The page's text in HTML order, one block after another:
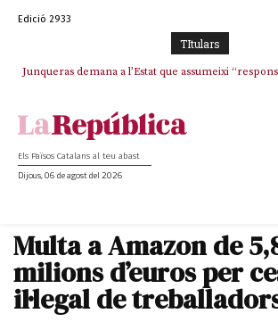
Edició 2933
TItulars
Junqueras demana a l’Estat que assumeixi
L’abandonament de les seleccions catalanes
Els Països Catalans al teu abast
Dijous, 06 de agost del 2026
Multa a Amazon de
milions d’euros per
il·legal de